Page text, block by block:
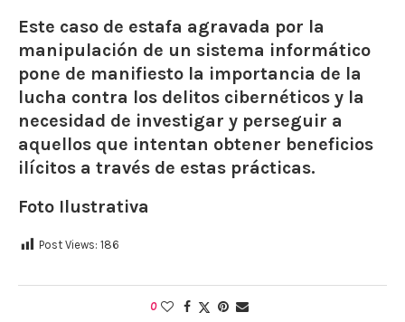
Este caso de estafa agravada por la
manipulación de un sistema informático
pone de manifiesto la importancia de la
lucha contra los delitos cibernéticos y la
necesidad de investigar y perseguir a
aquellos que intentan obtener beneficios
ilícitos a través de estas prácticas.
Foto Ilustrativa
Post Views: 186
0